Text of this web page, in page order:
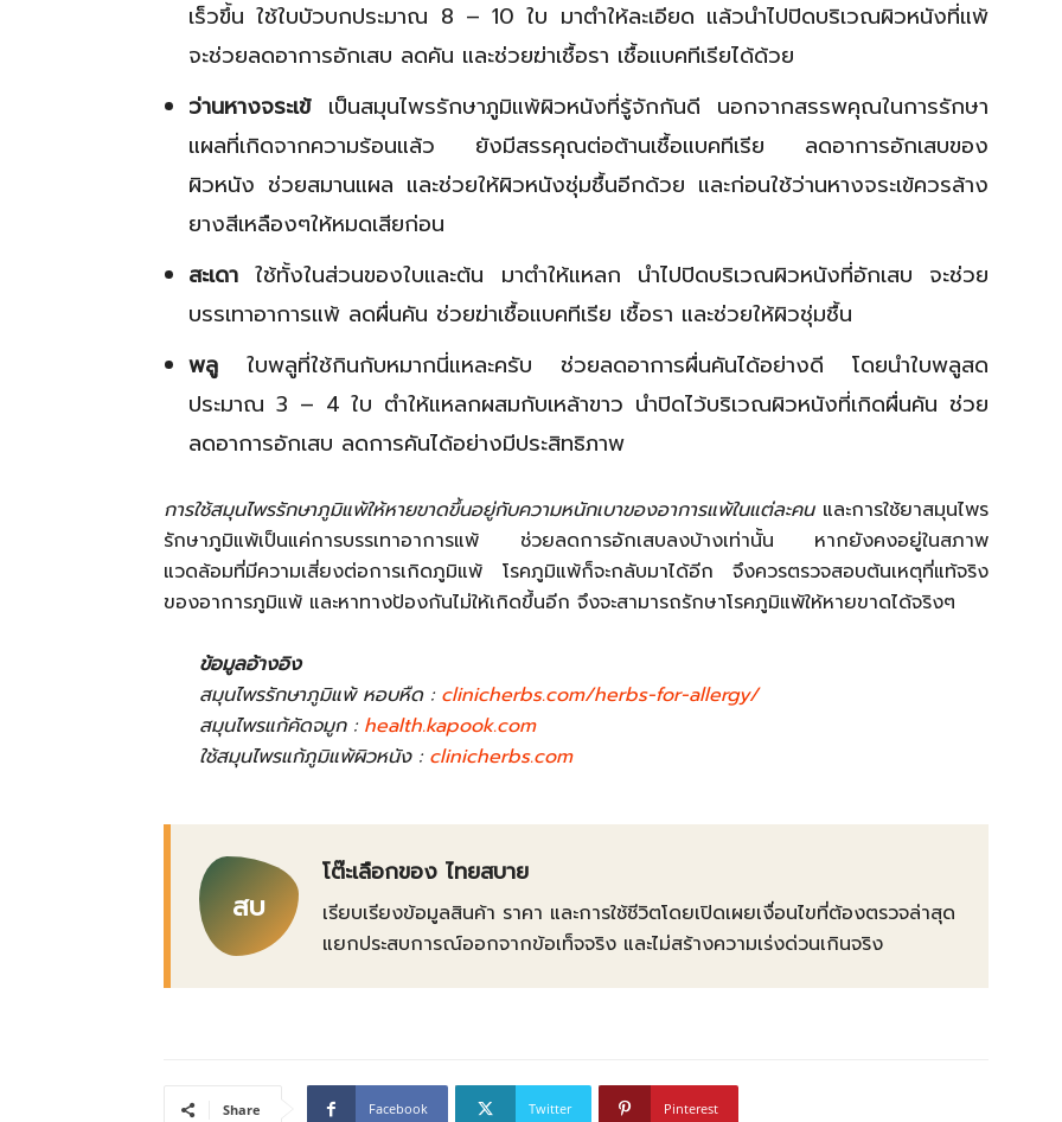
เร็วขึ้น ใช้ใบบัวบกประมาณ 8 – 10 ใบ มาตำให้ละเอียด แล้วนำไปปิดบริเวณผิวหนังที่แพ้
จะช่วยลดอาการอักเสบ ลดคัน และช่วยฆ่าเชื้อรา เชื้อแบคทีเรียได้ด้วย
ว่านหางจระเข้เป็นสมุนไพรรักษาภูมิแพ้ผิวหนังที่รู้จักกันดี นอกจากสรรพคุณในการรักษา
แผลที่เกิดจากความร้อนแล้ว ยังมีสรรคุณต่อต้านเชื้อแบคทีเรีย ลดอาการอักเสบของ
ผิวหนัง ช่วยสมานแผล และช่วยให้ผิวหนังชุ่มชื้นอีกด้วย และก่อนใช้ว่านหางจระเข้ควรล้าง
ยางสีเหลืองๆให้หมดเสียก่อน
สะเดา ใช้ทั้งในส่วนของใบและต้น มาตำให้แหลก นำไปปิดบริเวณผิวหนังที่อักเสบ จะช่วย
บรรเทาอาการแพ้ ลดผื่นคัน ช่วยฆ่าเชื้อแบคทีเรีย เชื้อรา และช่วยให้ผิวชุ่มชื้น
พลู ใบพลูที่ใช้กินกับหมากนี่แหละครับ ช่วยลดอาการผื่นคันได้อย่างดี โดยนำใบพลูสด
ประมาณ 3 – 4 ใบ ตำให้แหลกผสมกับเหล้าขาว นำปิดไว้บริเวณผิวหนังที่เกิดผื่นคัน ช่วย
ลดอาการอักเสบ ลดการคันได้อย่างมีประสิทธิภาพ
การใช้สมุนไพรรักษาภูมิแพ้ให้หายขาดขึ้นอยู่กับความหนักเบาของอาการแพ้ในแต่ละคนและการใช้ยาสมุนไพร
รักษาภูมิแพ้เป็นแค่การบรรเทาอาการแพ้ ช่วยลดการอักเสบลงบ้างเท่านั้น หากยังคงอยู่ในสภาพ
แวดล้อมที่มีความเสี่ยงต่อการเกิดภูมิแพ้ โรคภูมิแพ้ก็จะกลับมาได้อีก จึงควรตรวจสอบต้นเหตุที่แท้จริง
ของอาการภูมิแพ้ และหาทางป้องกันไม่ให้เกิดขึ้นอีก จึงจะสามารถรักษาโรคภูมิแพ้ให้หายขาดได้จริงๆ
ข้อมูลอ้างอิง
สมุนไพรรักษาภูมิแพ้ หอบหืด : clinicherbs.com/herbs-for-allergy/
สมุนไพรแก้คัดจมูก : health.kapook.com
ใช้สมุนไพรแก้ภูมิแพ้ผิวหนัง : clinicherbs.com
สบ
โต๊ะเลือกของ ไทยสบาย
เรียบเรียงข้อมูลสินค้า ราคา และการใช้ชีวิตโดยเปิดเผยเงื่อนไขที่ต้องตรวจล่าสุด
แยกประสบการณ์ออกจากข้อเท็จจริง และไม่สร้างความเร่งด่วนเกินจริง
Share Facebook Twitter Pinterest